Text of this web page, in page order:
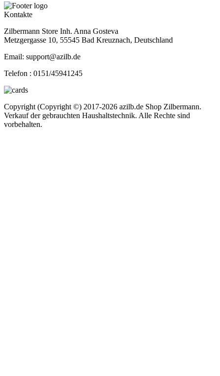
Kontakte
Zilbermann Store Inh. Anna Gosteva
Metzgergasse 10, 55545 Bad Kreuznach, Deutschland
Email: support@azilb.de
Telefon : 0151/45941245
Copyright (Copyright ©) 2017-2026 azilb.de Shop Zilbermann.
Verkauf der gebrauchten Haushaltstechnik. Alle Rechte sind
vorbehalten.